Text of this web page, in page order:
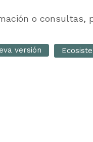
o consultas,
versión